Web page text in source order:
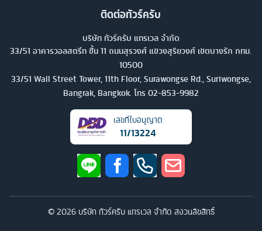
ติดต่อทัวร์ครับ
บริษัท ทัวร์ครับ แทรเวล จำกัด
33/51 อาคารวอลสตรีท ชั้น 11 ถนนสุรวงศ์ แขวงสุริยวงศ์ เขตบางรัก กทม.
10500
33/51 Wall Street Tower, 11th Floor, Surawongse Rd., Suriwongse,
Bangrak, Bangkok. โทร 02-853-9982
เลขที่ใบอนุญาต
11/13224
©2026บริษัท ทัวร์ครับ แทรเวล จำกัด สงวนลิขสิทธิ์